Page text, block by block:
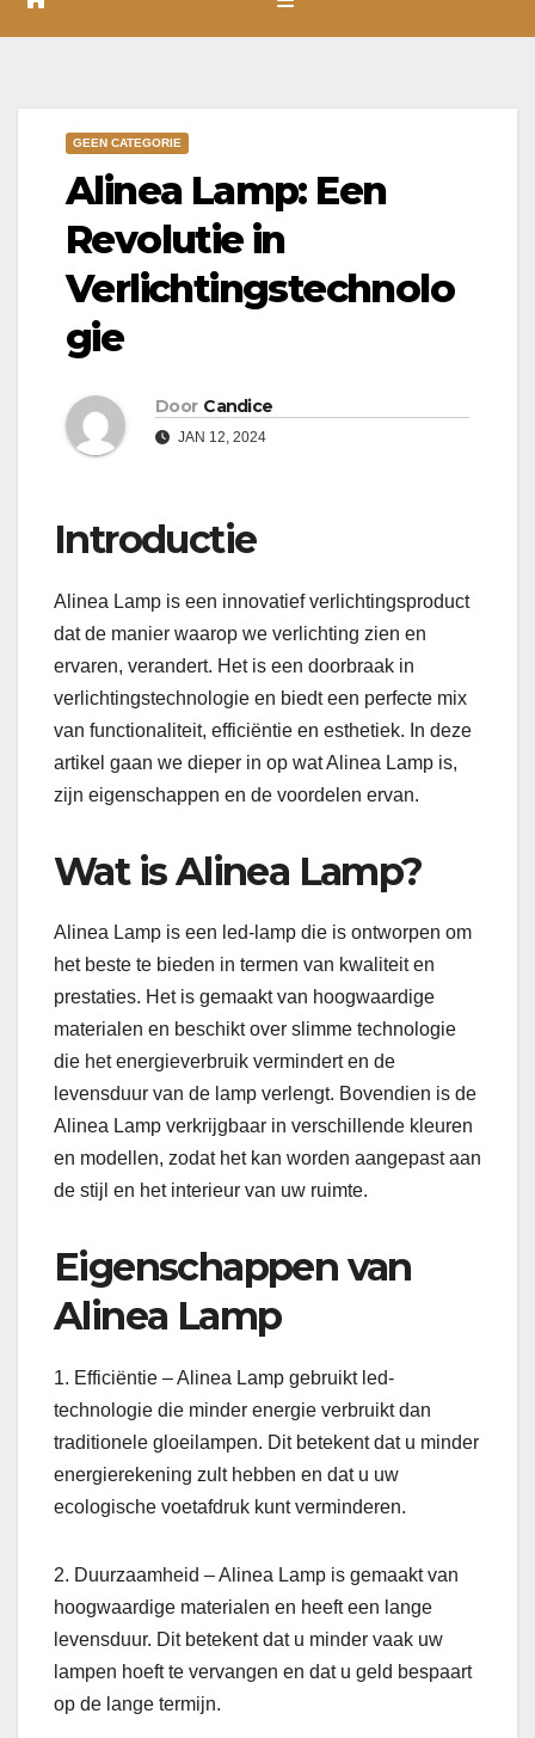
GEEN CATEGORIE
Alinea Lamp: Een
Revolutie in
Verlichtingstechnolo
gie
Door Candice
JAN 12, 2024
Introductie
Alinea Lamp is een innovatief verlichtingsproduct
dat de manier waarop we verlichting zien en
ervaren, verandert. Het is een doorbraak in
verlichtingstechnologie en biedt een perfecte mix
van functionaliteit, efficiëntie en esthetiek. In deze
artikel gaan we dieper in op wat Alinea Lamp is,
zijn eigenschappen en de voordelen ervan.
Wat is Alinea Lamp?
Alinea Lamp is een led-lamp die is ontworpen om
het beste te bieden in termen van kwaliteit en
prestaties. Het is gemaakt van hoogwaardige
materialen en beschikt over slimme technologie
die het energieverbruik vermindert en de
levensduur van de lamp verlengt. Bovendien is de
Alinea Lamp verkrijgbaar in verschillende kleuren
en modellen, zodat het kan worden aangepast aan
de stijl en het interieur van uw ruimte.
Eigenschappen van
Alinea Lamp
1. Efficiëntie – Alinea Lamp gebruikt led-
technologie die minder energie verbruikt dan
traditionele gloeilampen. Dit betekent dat u minder
energierekening zult hebben en dat u uw
ecologische voetafdruk kunt verminderen.
2. Duurzaamheid – Alinea Lamp is gemaakt van
hoogwaardige materialen en heeft een lange
levensduur. Dit betekent dat u minder vaak uw
lampen hoeft te vervangen en dat u geld bespaart
op de lange termijn.